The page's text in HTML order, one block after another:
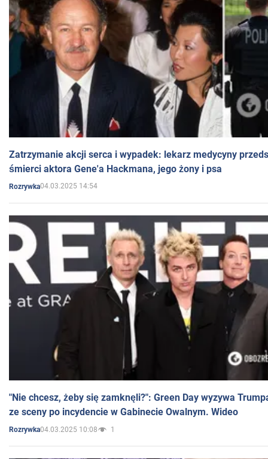
Zatrzymanie akcji serca i wypadek: lekarz medycyny
śmierci aktora Gene'a Hackmana, jego żony i psa
Rozrywka04.03.2025 14:54
"Nie chcesz, żeby się zamknęli?": Green Day wyzywa
ze sceny po incydencie w Gabinecie Owalnym. Wideo
Rozrywka04.03.2025 10:08 1